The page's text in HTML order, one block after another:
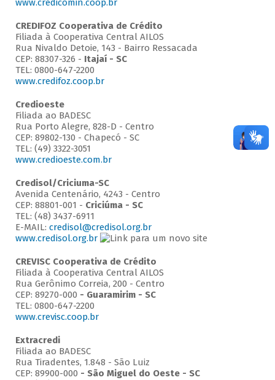
www.credicomin.coop.br
CREDIFOZ Cooperativa de Crédito
Filiada à Cooperativa Central AILOS
Rua Nivaldo Detoie, 143 - Bairro Ressacada
CEP: 88307-326 - Itajaí - SC
TEL: 0800-647-2200
www.credifoz.coop.br
Credioeste
Filiada ao BADESC
Rua Porto Alegre, 828-D - Centro
CEP: 89802-130 - Chapecó - SC
TEL: (49) 3322-3051
www.credioeste.com.br
Credisol/Criciuma-SC
Avenida Centenário, 4243 - Centro
CEP: 88801-001 - Criciúma - SC
TEL: (48) 3437-6911
E-MAIL: credisol@credisol.org.br
www.credisol.org.br
CREVISC Cooperativa de Crédito
Filiada à Cooperativa Central AILOS
Rua Gerônimo Correia, 200 - Centro
CEP: 89270-000 - Guaramirim - SC
TEL: 0800-647-2200
www.crevisc.coop.br
Extracredi
Filiada ao BADESC
Rua Tiradentes, 1.848 - São Luiz
CEP: 89900-000 - São Miguel do Oeste - SC